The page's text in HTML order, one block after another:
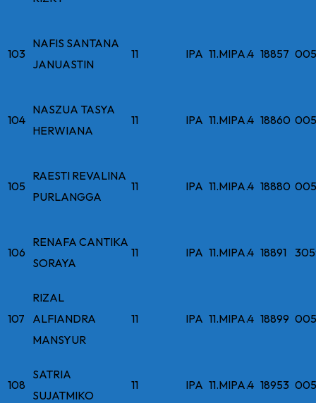
103
NAFIS SANTANA
JANUASTIN
11 IPA 11.MIPA.4 18857
104
NASZUA TASYA
HERWIANA
11 IPA 11.MIPA.4 18860
105
RAESTI REVALINA
PURLANGGA
11 IPA 11.MIPA.4 18880
106
RENAFA CANTIKA
SORAYA
11 IPA 11.MIPA.4 18891
107
RIZAL
ALFIANDRA
MANSYUR
11 IPA 11.MIPA.4 18899
108
SATRIA
SUJATMIKO
11 IPA 11.MIPA.4 18953